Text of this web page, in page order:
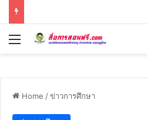
Menu
Home /ข่าวการศึกษา